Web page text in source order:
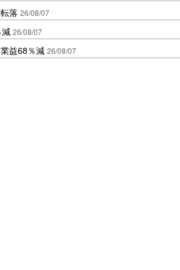
落 26/08/07
26/08/07
益68％減 26/08/07